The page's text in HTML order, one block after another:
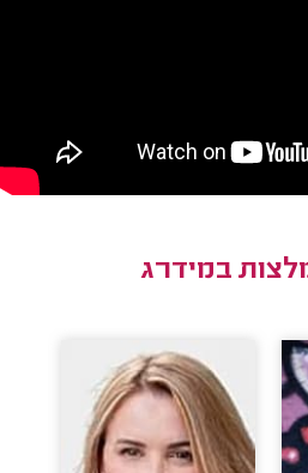
במידרג